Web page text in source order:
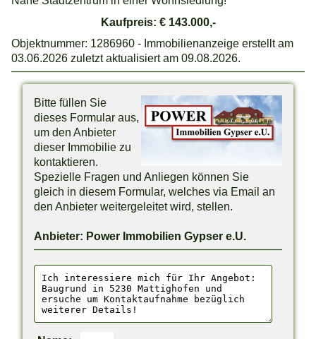
Kaufpreis: € 143.000,-
Objektnummer: 1286960 - Immobilienanzeige erstellt am
03.06.2026 zuletzt aktualisiert am 09.08.2026.
Bitte füllen Sie
dieses Formular aus,
um den Anbieter
dieser Immobilie zu
kontaktieren.
Spezielle Fragen und Anliegen können Sie
gleich in diesem Formular, welches via Email an
den Anbieter weitergeleitet wird, stellen.
Anbieter: Power Immobilien Gypser e.U.